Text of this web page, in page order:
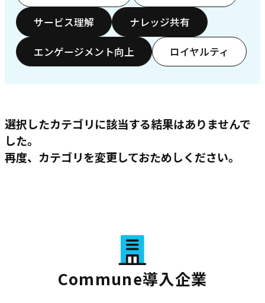
サービス理解 ナレッジ共有
エンゲージメント向上 ロイヤルティ
選択したカテゴリに該当する結果はありませんで
した。
再度、カテゴリを変更しておためしください。
Commune導入企業